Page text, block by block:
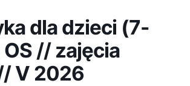
dla dzieci (7-
OS // zajęcia
V 2026